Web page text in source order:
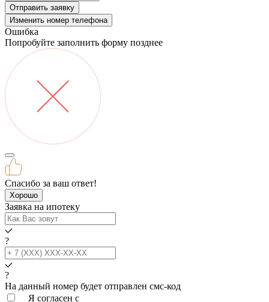
Отправить заявку
Изменить номер телефона
Ошибка
Попробуйте заполнить форму позднее
Спасибо за ваш ответ!
Хорошо
Заявка на ипотеку
?
?
На данный номер будет отправлен смс‑код
Я согласен с